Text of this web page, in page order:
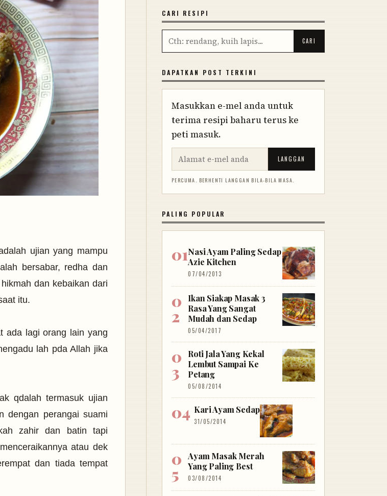
ujian yang mampu
bersabar, redha dan
dan kebaikan dari
itu.
ada lagi orang lain yang
lah pda Allah jika
qdalah termasuk ujian
dengan perangai suami
zahir dan batin tapi
atau dek
dan tiada tempat
CARI RESIPI
DAPATKAN POST TERKINI
Masukkan e-mel anda untuk
terima resipi baharu terus ke
peti masuk.
LANGGAN
PERCUMA. BERHENTI LANGGAN BILA-BILA MASA.
PALING POPULAR
Nasi Ayam Paling Sedap
Azie Kitchen
07/04/2013
Ikan Siakap Masak 3
Rasa Yang Sangat
Mudah dan Sedap
05/04/2017
Roti Jala Yang Kekal
Lembut Sampai Ke
Petang
05/08/2014
Kari Ayam Sedap
31/05/2014
Ayam Masak Merah
Yang Paling Best
03/08/2014